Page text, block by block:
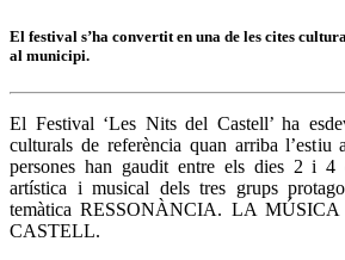
El festival s’ha convertit en una de les cites
al municipi.
El Festival ‘Les Nits del Castell’ ha
culturals de referència quan arriba
persones han gaudit entre els dies 2 i
artística i musical dels tres grups
temàtica RESSONÀNCIA. LA
CASTELL.